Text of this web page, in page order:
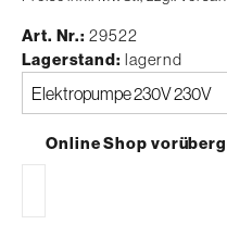
Art. Nr. 29522
Lagerstand lagernd
Bitte
auswählen
Online Shop